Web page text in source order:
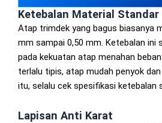
Ketebalan Material Standar
Atap trimdek yang bagus biasanya
mm sampai 0,50 mm. Ketebalan ini
pada kekuatan atap menahan
terlalu tipis, atap mudah penyok
itu, selalu cek spesifikasi ketebalan
Lapisan Anti Karat